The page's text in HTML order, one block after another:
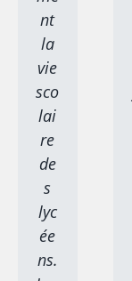
nt
la
vie
sco
lai
re
de
s
lyc
ée
ns.